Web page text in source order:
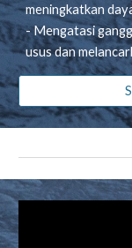
meningkatkan
- Mengatasi
usus dan